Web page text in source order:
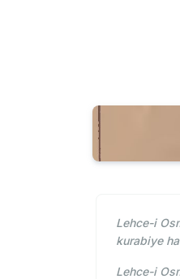
Lehce-i
kurabiye